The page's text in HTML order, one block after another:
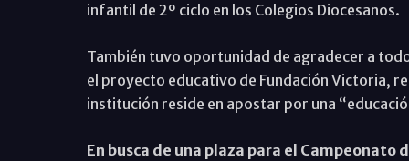
infantil de 2º ciclo en los Colegios Diocesanos.
También tuvo oportunidad de agradecer a
el proyecto educativo de Fundación Victoria,
institución reside en apostar por una
En busca de una plaza para el Campeonato